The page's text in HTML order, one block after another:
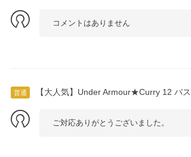
コメントはありません
普通 【大人気】Under Armour★Curry 12 バ
ご対応ありがとうございました。